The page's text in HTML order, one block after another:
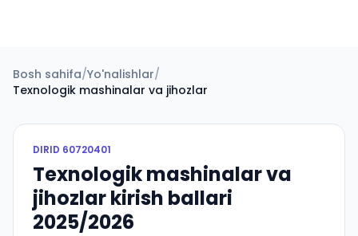
Bosh sahifa/Yo'nalishlar/
Texnologik mashinalar va jihozlar
DIRID 60720401
Texnologik mashinalar va
jihozlar kirish ballari
2025/2026